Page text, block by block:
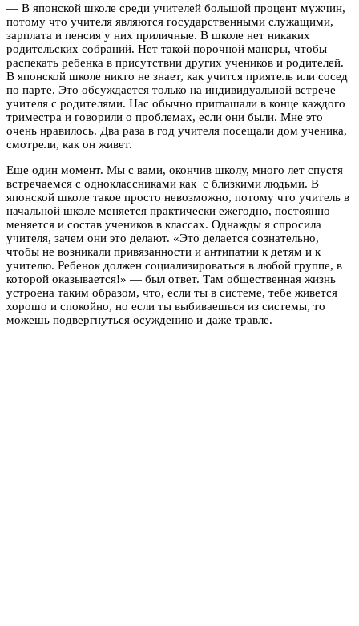
— В японской школе среди учителей большой процент мужчин,
потому что учителя являются государственными служащими,
зарплата и пенсия у них приличные. В школе нет никаких
родительских собраний. Нет такой порочной манеры, чтобы
распекать ребенка в присутствии других учеников и родителей.
В японской школе никто не знает, как учится приятель или сосед
по парте. Это обсуждается только на индивидуальной встрече
учителя с родителями. Нас обычно приглашали в конце каждого
триместра и говорили о проблемах, если они были. Мне это
очень нравилось. Два раза в год учителя посещали дом ученика,
смотрели, как он живет.
Еще один момент. Мы с вами, окончив школу, много лет спустя
встречаемся с одноклассниками как с близкими людьми. В
японской школе такое просто невозможно, потому что учитель в
начальной школе меняется практически ежегодно, постоянно
меняется и состав учеников в классах. Однажды я спросила
учителя, зачем они это делают. «Это делается сознательно,
чтобы не возникали привязанности и антипатии к детям и к
учителю. Ребенок должен социализироваться в любой группе, в
которой оказывается!» — был ответ. Там общественная жизнь
устроена таким образом, что, если ты в системе, тебе живется
хорошо и спокойно, но если ты выбиваешься из системы, то
можешь подвергнуться осуждению и даже травле.